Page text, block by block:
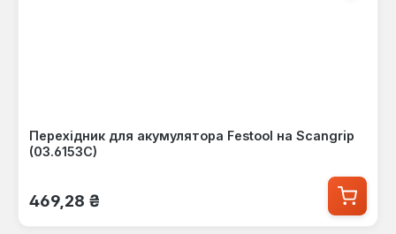
Перехідник для акумулятора Festool на Scangrip
(03.6153C)
Звичайна ціна:
469,28 ₴